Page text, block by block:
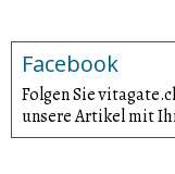
Facebook
Folgen Sie
unsere Artikel mit